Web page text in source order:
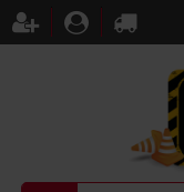
לקופה